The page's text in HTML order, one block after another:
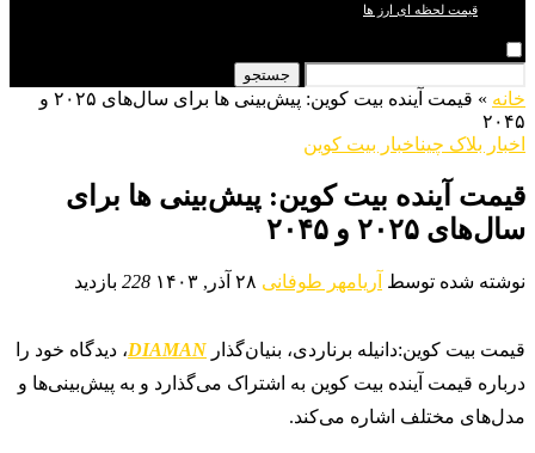
قیمت لحظه ای ارز ها
جستجو
خانه »
قیمت آینده بیت کوین: پیش‌بینی‌ ها برای سال‌های ۲۰۲۵ و
۲۰۴۵
اخبار بلاک چیناخبار بیت کوین
قیمت آینده بیت کوین: پیش‌بینی‌ ها برای
سال‌های ۲۰۲۵ و ۲۰۴۵
نوشته شده توسط آریامهر طوفانی ۲۸ آذر, ۱۴۰۳ 228 بازدید
قیمت بیت کوین:دانیله برناردی، بنیان‌گذار DIAMAN، دیدگاه خود را
درباره قیمت آینده بیت کوین به اشتراک می‌گذارد و به پیش‌بینی‌ها و
مدل‌های مختلف اشاره می‌کند.